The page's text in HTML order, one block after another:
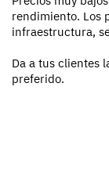
rendimiento. Los
infraestructura,
Da a tus clientes
preferido.